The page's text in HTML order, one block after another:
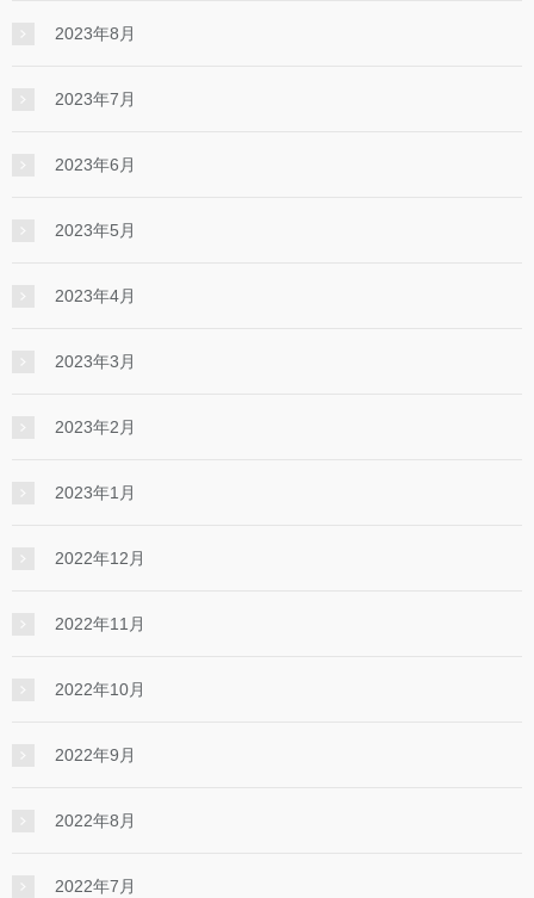
2023年8月
2023年7月
2023年6月
2023年5月
2023年4月
2023年3月
2023年2月
2023年1月
2022年12月
2022年11月
2022年10月
2022年9月
2022年8月
2022年7月